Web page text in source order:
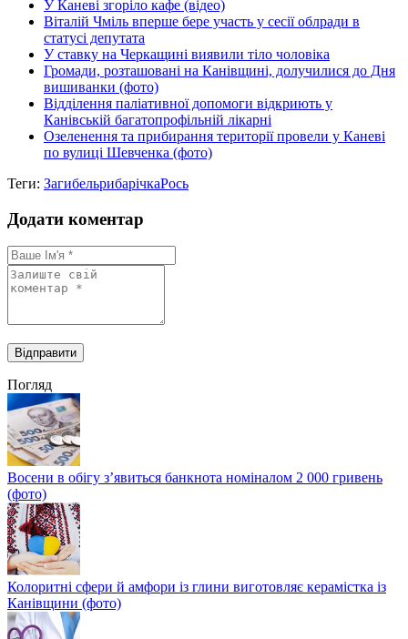
У Каневі згоріло кафе (відео)
Віталій Чміль вперше бере участь у сесії облради в
статусі депутата
У ставку на Черкащині виявили тіло чоловіка
Громади, розташовані на Канівщині, долучилися до Дня
вишиванки (фото)
Відділення паліативної допомоги відкриють у
Канівській багатопрофільній лікарні
Озеленення та прибирання території провели у Каневі
по вулиці Шевченка (фото)
Теги: ЗагибельрибарічкаРось
Додати коментар
Погляд
Восени в обігу з’явиться банкнота номіналом 2 000 гривень
(фото)
Колоритні сфери й амфори із глини виготовляє керамістка із
Канівщини (фото)